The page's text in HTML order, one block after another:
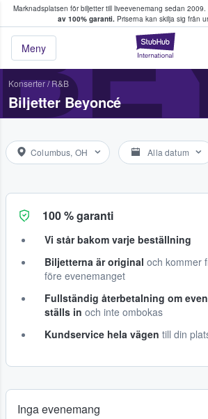
Marknadsplatsen för biljetter till liveevenemang sedan 2009.
av 100% garanti. Priserna kan skilja sig från
Meny
köper och säljer biljetter.
Konserter/R&B
Biljetter Beyoncé
Columbus, OH Alla datum
100 % garanti
Vi står bakom varje beställning
Biljetterna är original och kommer
före evenemanget
Fullständig återbetalning om
ställs in och inte ombokas
Kundservice hela vägen till din
Inga evenemang